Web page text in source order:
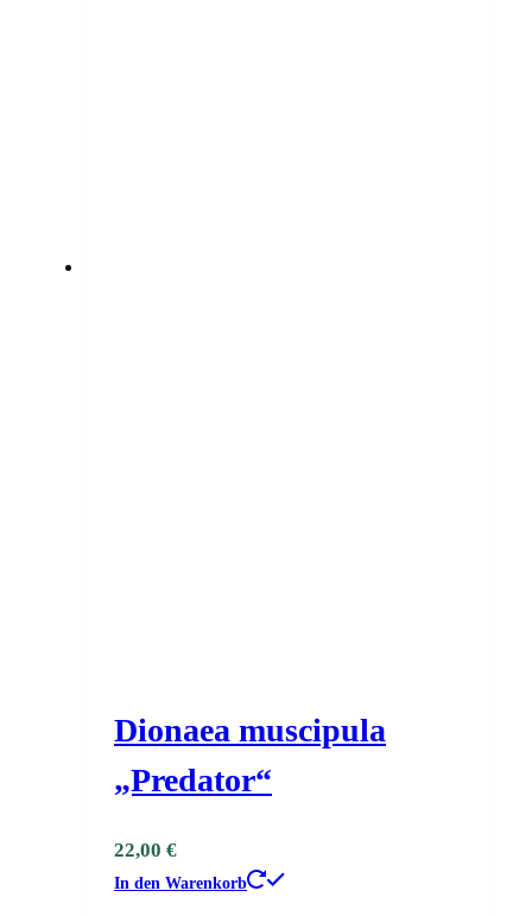
Dionaea muscipula
„Predator“
22,00 €
In den Warenkorb